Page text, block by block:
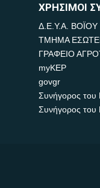
ΧΡΗΣΙΜΟΙ
Δ.Ε.Υ.Α. ΒΟΪΟΥ
ΤΜΗΜΑ
ΓΡΑΦΕΙΟ
myKEP
govgr
Συνήγορος του
Συνήγορος του